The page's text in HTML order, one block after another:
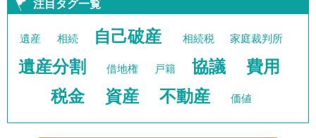
注目タグ一覧
遺産 相続 自己破産 相続税 家庭裁判所
遺産分割 借地権 戸籍 協議
費用
税金
資産 不動産 価値